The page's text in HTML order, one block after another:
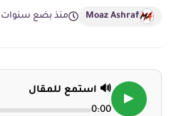
Moaz Ashraf منذ بضع سنوات
▶
🔊 استمع للمقال
0:00